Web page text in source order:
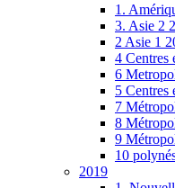
1.
3. Asie 2
2 Asie 1
4 Centres
6
5 Centres
7
8
9
10
2019